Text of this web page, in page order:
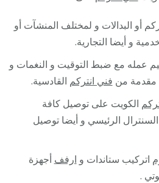
أو البدالات و لمختلف المنشآت أو
و أيضا التجارية.
عمله مع ضبط التوقيت و النغمات و
مقدمة من فني انتركم القادسية.
الكويت على توصيل كافة
الرئيسي و أيضا توصيل
اتركيب ستاندات و ارفف أجهزة
.